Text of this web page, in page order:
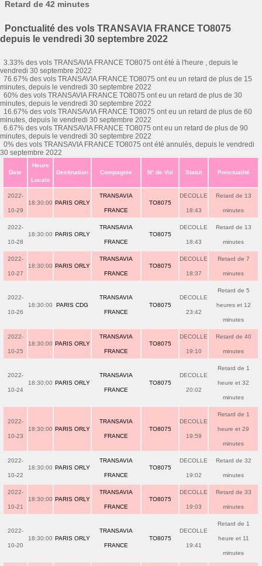
Retard de 42 minutes
Ponctualité des vols TRANSAVIA FRANCE TO8075
depuis le vendredi 30 septembre 2022
3.33% des vols TRANSAVIA FRANCE TO8075 ont été à l'heure , depuis le
vendredi 30 septembre 2022
76.67% des vols TRANSAVIA FRANCE TO8075 ont eu un retard de plus de 15
minutes, depuis le vendredi 30 septembre 2022
60% des vols TRANSAVIA FRANCE TO8075 ont eu un retard de plus de 30
minutes, depuis le vendredi 30 septembre 2022
16.67% des vols TRANSAVIA FRANCE TO8075 ont eu un retard de plus de 60
minutes, depuis le vendredi 30 septembre 2022
6.67% des vols TRANSAVIA FRANCE TO8075 ont eu un retard de plus de 90
minutes, depuis le vendredi 30 septembre 2022
0% des vols TRANSAVIA FRANCE TO8075 ont été annulés, depuis le vendredi
30 septembre 2022
Date
Heure
Locale
Destination Compagnie N° de Vol Statut Ponctualité
2022-
10-29
18:30:00 PARIS ORLY
TRANSAVIA
FRANCE
TO8075
DECOLLE
18:43
Retard de 13
minutes
2022-
10-28
18:30:00 PARIS ORLY
TRANSAVIA
FRANCE
TO8075
DECOLLE
18:43
Retard de 13
minutes
2022-
10-27
18:30:00 PARIS ORLY
TRANSAVIA
FRANCE
TO8075
DECOLLE
18:37
Retard de 7
minutes
2022-
10-26
18:30:00 PARIS CDG
TRANSAVIA
FRANCE
TO8075
DECOLLE
23:42
Retard de 5
heures et 12
minutes
2022-
10-25
18:30:00 PARIS ORLY
TRANSAVIA
FRANCE
TO8075
DECOLLE
19:10
Retard de 40
minutes
2022-
10-24
18:30:00 PARIS ORLY
TRANSAVIA
FRANCE
TO8075
DECOLLE
20:02
Retard de 1
heure et 32
minutes
2022-
10-23
18:30:00 PARIS ORLY
TRANSAVIA
FRANCE
TO8075
DECOLLE
19:59
Retard de 1
heure et 29
minutes
2022-
10-22
18:30:00 PARIS ORLY
TRANSAVIA
FRANCE
TO8075
DECOLLE
19:02
Retard de 32
minutes
2022-
10-21
18:30:00 PARIS ORLY
TRANSAVIA
FRANCE
TO8075
DECOLLE
19:03
Retard de 33
minutes
2022-
10-20
18:30:00 PARIS ORLY
TRANSAVIA
FRANCE
TO8075
DECOLLE
19:41
Retard de 1
heure et 11
minutes